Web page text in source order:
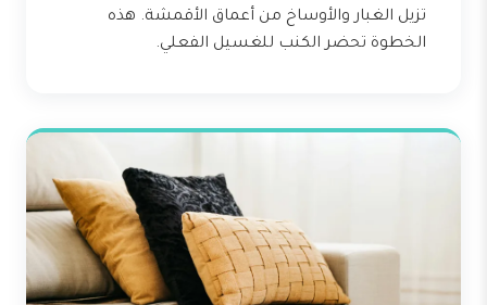
تزيل الغبار والأوساخ من أعماق الأقمشة. هذه
الخطوة تحضر الكنب للغسيل الفعلي.